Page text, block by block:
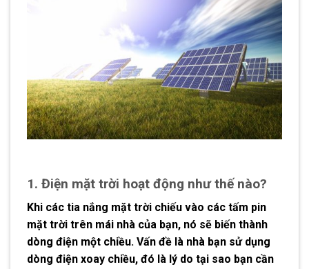
1. Điện mặt trời hoạt động như thế nào?
Khi các tia nắng mặt trời chiếu vào các tấm pin
mặt trời trên mái nhà của bạn, nó sẽ biến thành
dòng điện một chiều. Vấn đề là nhà bạn sử dụng
dòng điện xoay chiều, đó là lý do tại sao bạn cần